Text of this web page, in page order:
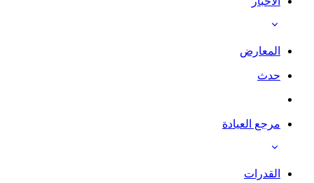
المعارض
حدث
مرجع العيادة
القدرات